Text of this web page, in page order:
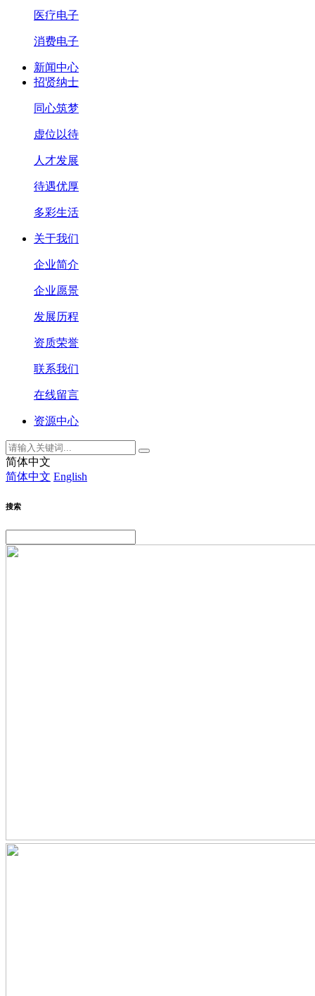
医疗电子
消费电子
新闻中心
招贤纳士
同心筑梦
虚位以待
人才发展
待遇优厚
多彩生活
关于我们
企业简介
企业愿景
发展历程
资质荣誉
联系我们
在线留言
资源中心
简体中文
简体中文 English
搜索